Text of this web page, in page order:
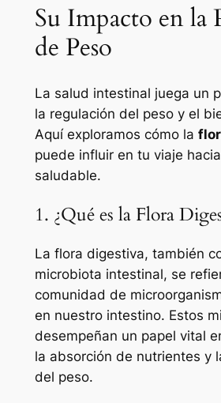
Su Impacto en la
de Peso
La salud intestinal juega un
la regulación del peso y el
Aquí exploramos cómo la
puede influir en tu viaje
saludable.
1. ¿Qué es la Flora
La flora digestiva, también
microbiota intestinal, se
comunidad de
en nuestro intestino. Estos
desempeñan un papel vital
la absorción de nutrientes y
del peso.